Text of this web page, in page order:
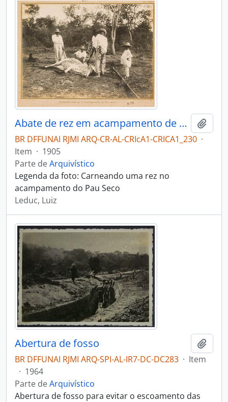
Abate de rez em acampamento de Pau Seco
BR DFFUNAI RJMI ARQ-CR-AL-CRIcA1-CRICA1_230 ·
Item · 1905
Parte deArquivístico
Legenda da foto: Carneando uma rez no
acampamento do Pau Seco
Leduc, Luiz
Abertura de fosso
BR DFFUNAI RJMI ARQ-SPI-AL-IR7-DC-DC283 · Item
· 1964
Parte deArquivístico
Abertura de fosso para evitar o escoamento das